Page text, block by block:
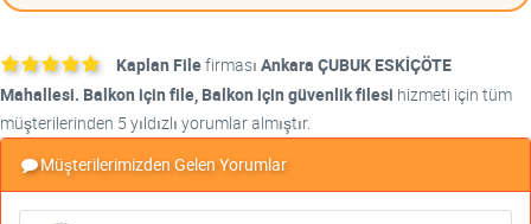
Kaplan Filefirması Ankara ÇUBUK ESKİÇÖTE
Mahallesi. Balkon için file, Balkon için güvenlik filesi hizmeti için tüm
müşterilerinden 5 yıldızlı yorumlar almıştır.
Müşterilerimizden Gelen Yorumlar